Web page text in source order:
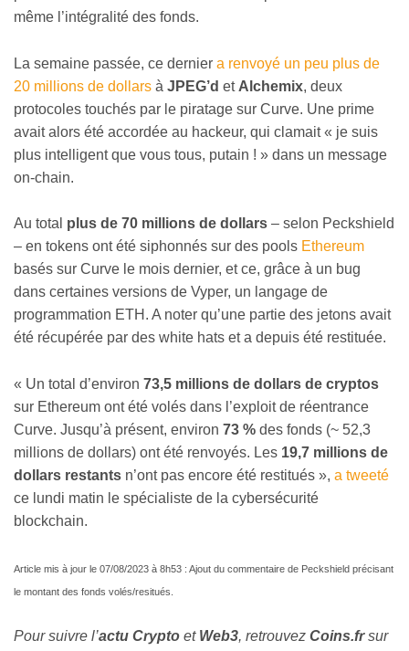
même l’intégralité des fonds.
La semaine passée, ce dernier a renvoyé un peu plus de
20 millions de dollars à JPEG’d et Alchemix, deux
protocoles touchés par le piratage sur Curve. Une prime
avait alors été accordée au hackeur, qui clamait « je suis
plus intelligent que vous tous, putain ! » dans un message
on-chain.
Au total plus de 70 millions de dollars – selon Peckshield
– en tokens ont été siphonnés sur des pools Ethereum
basés sur Curve le mois dernier, et ce, grâce à un bug
dans certaines versions de Vyper, un langage de
programmation ETH. A noter qu’une partie des jetons avait
été récupérée par des white hats et a depuis été restituée.
« Un total d’environ 73,5 millions de dollars de cryptos
sur Ethereum ont été volés dans l’exploit de réentrance
Curve. Jusqu’à présent, environ 73 % des fonds (~ 52,3
millions de dollars) ont été renvoyés. Les 19,7 millions de
dollars restants n’ont pas encore été restitués », a tweeté
ce lundi matin le spécialiste de la cybersécurité
blockchain.
Article mis à jour le 07/08/2023 à 8h53 : Ajout du commentaire de Peckshield précisant
le montant des fonds volés/resitués.
Pour suivre l’actu Crypto et Web3, retrouvez Coins.frsur